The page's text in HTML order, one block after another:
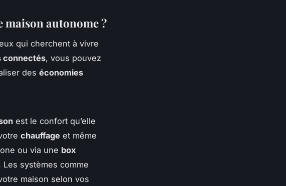
autonome ?
qui cherchent à vivre
connectés, vous pouvez
des économies
est le confort qu’elle
chauffage et même
ou via une box
Les systèmes comme
maison selon vos